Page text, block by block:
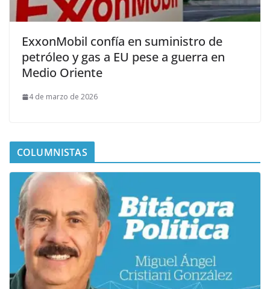
ExxonMobil confía en suministro de
petróleo y gas a EU pese a guerra en
Medio Oriente
4 de marzo de 2026
COLUMNISTAS